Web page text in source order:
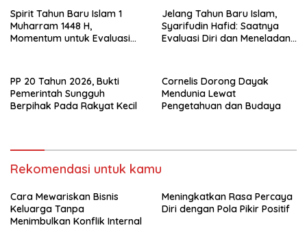
Spirit Tahun Baru Islam 1
Muharram 1448 H,
Momentum untuk Evaluasi
Jelang Tahun Baru Islam,
Syarifudin Hafid: Saatnya
Evaluasi Diri dan Meneladani
PP 20 Tahun 2026, Bukti
Pemerintah Sungguh
Berpihak Pada Rakyat Kecil
Cornelis Dorong Dayak
Mendunia Lewat
Pengetahuan dan Budaya
Rekomendasi untuk kamu
Cara Mewariskan Bisnis
Keluarga Tanpa
Menimbulkan Konflik Internal
Meningkatkan Rasa Percaya
Diri dengan Pola Pikir Positif